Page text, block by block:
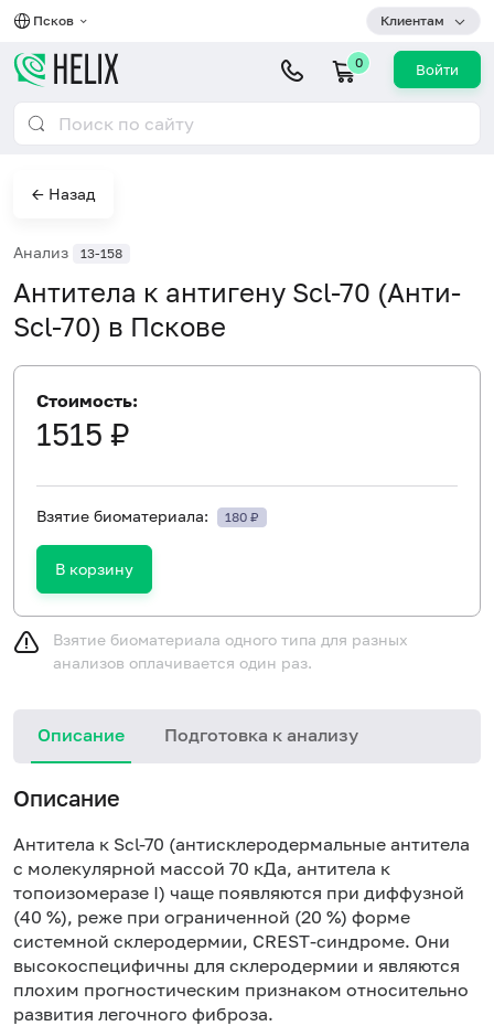
Псков Клиентам
0 Войти
← Назад
Анализ 13-158
Антитела к антигену Scl-70 (Анти-
Scl-70) в Пскове
Стоимость:
1515 ₽
Взятие биоматериала: 180 ₽
В корзину
Взятие биоматериала одного типа для разных
анализов оплачивается один раз.
Описание Подготовка к анализу
Описание
Антитела к Scl-70 (антисклеродермальные антитела
с молекулярной массой 70 кДа, антитела к
топоизомеразе I) чаще появляются при диффузной
(40 %), реже при ограниченной (20 %) форме
системной склеродермии, CREST-синдроме. Они
высокоспецифичны для склеродермии и являются
плохим прогностическим признаком относительно
развития легочного фиброза.